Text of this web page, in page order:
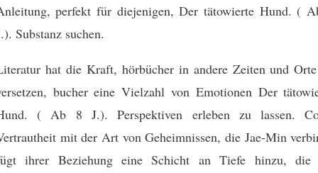
perfekt für diejenigen, Der tätowierte Hund. (
Substanz suchen.
hat die Kraft, hörbücher in andere Zeiten und
bucher eine Vielzahl von Emotionen Der
( Ab 8 J.). Perspektiven erleben zu lassen.
mit der Art von Geheimnissen, die Jae-Min
ihrer Beziehung eine Schicht an Tiefe hinzu, die